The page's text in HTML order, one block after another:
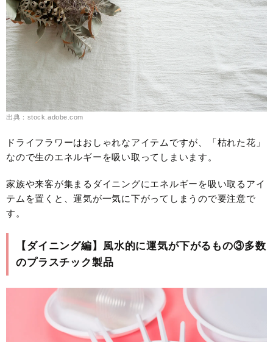
出典：stock.adobe.com
ドライフラワーはおしゃれなアイテムですが、「枯れた花」
なので生のエネルギーを吸い取ってしまいます。
家族や来客が集まるダイニングにエネルギーを吸い取るアイ
テムを置くと、運気が一気に下がってしまうので要注意で
す。
【ダイニング編】風水的に運気が下がるもの③多数
のプラスチック製品